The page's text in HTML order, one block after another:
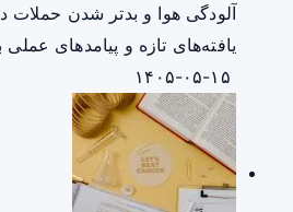
آلودگی هوا و بدتر شدن حملات
یافته‌های تازه و پیامدهای عملی